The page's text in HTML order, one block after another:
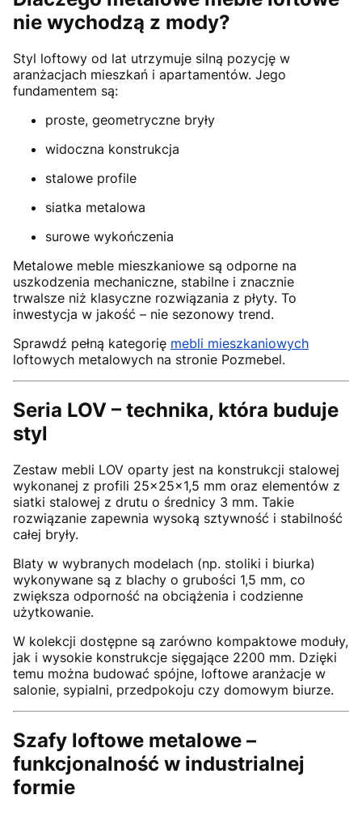
nie wychodzą z mody?
Styl loftowy od lat utrzymuje silną pozycję w
aranżacjach mieszkań i apartamentów. Jego
fundamentem są:
proste, geometryczne bryły
widoczna konstrukcja
stalowe profile
siatka metalowa
surowe wykończenia
Metalowe meble mieszkaniowe są odporne na
uszkodzenia mechaniczne, stabilne i znacznie
trwalsze niż klasyczne rozwiązania z płyty. To
inwestycja w jakość – nie sezonowy trend.
Sprawdź pełną kategorię mebli mieszkaniowych
loftowych metalowych na stronie Pozmebel.
Seria LOV – technika, która buduje
styl
Zestaw mebli LOV oparty jest na konstrukcji stalowej
wykonanej z profili 25x25x1,5 mm oraz elementów z
siatki stalowej z drutu o średnicy 3 mm. Takie
rozwiązanie zapewnia wysoką sztywność i stabilność
całej bryły.
Blaty w wybranych modelach (np. stoliki i biurka)
wykonywane są z blachy o grubości 1,5 mm, co
zwiększa odporność na obciążenia i codzienne
użytkowanie.
W kolekcji dostępne są zarówno kompaktowe moduły,
jak i wysokie konstrukcje sięgające 2200 mm. Dzięki
temu można budować spójne, loftowe aranżacje w
salonie, sypialni, przedpokoju czy domowym biurze.
Szafy loftowe metalowe –
funkcjonalność w industrialnej
formie